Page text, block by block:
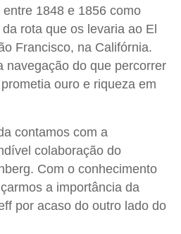
1848 e 1856 como
rota que os levaria ao El
Francisco, na Califórnia.
navegação do que percorrer
ouro e riqueza em
contamos com a
colaboração do
Com o conhecimento
a importância da
por acaso do outro lado do